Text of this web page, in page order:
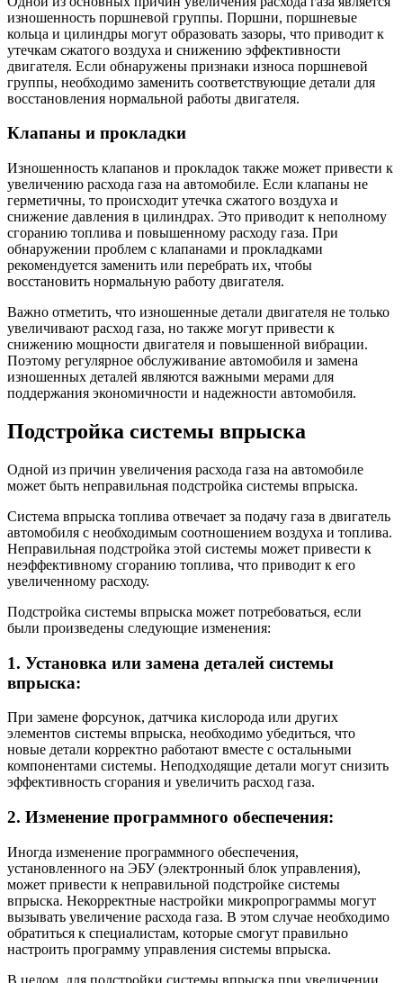
изношенность поршневой группы. Поршни, поршневые
кольца и цилиндры могут образовать зазоры, что приводит к
утечкам сжатого воздуха и снижению эффективности
двигателя. Если обнаружены признаки износа поршневой
группы, необходимо заменить соответствующие детали для
восстановления нормальной работы двигателя.
Клапаны и прокладки
Изношенность клапанов и прокладок также может привести к
увеличению расхода газа на автомобиле. Если клапаны не
герметичны, то происходит утечка сжатого воздуха и
снижение давления в цилиндрах. Это приводит к неполному
сгоранию топлива и повышенному расходу газа. При
обнаружении проблем с клапанами и прокладками
рекомендуется заменить или перебрать их, чтобы
восстановить нормальную работу двигателя.
Важно отметить, что изношенные детали двигателя не только
увеличивают расход газа, но также могут привести к
снижению мощности двигателя и повышенной вибрации.
Поэтому регулярное обслуживание автомобиля и замена
изношенных деталей являются важными мерами для
поддержания экономичности и надежности автомобиля.
Подстройка системы впрыска
Одной из причин увеличения расхода газа на автомобиле
может быть неправильная подстройка системы впрыска.
Система впрыска топлива отвечает за подачу газа в двигатель
автомобиля с необходимым соотношением воздуха и топлива.
Неправильная подстройка этой системы может привести к
неэффективному сгоранию топлива, что приводит к его
увеличенному расходу.
Подстройка системы впрыска может потребоваться, если
были произведены следующие изменения:
1. Установка или замена деталей системы
впрыска:
При замене форсунок, датчика кислорода или других
элементов системы впрыска, необходимо убедиться, что
новые детали корректно работают вместе с остальными
компонентами системы. Неподходящие детали могут снизить
эффективность сгорания и увеличить расход газа.
2. Изменение программного обеспечения:
Иногда изменение программного обеспечения,
установленного на ЭБУ (электронный блок управления),
может привести к неправильной подстройке системы
впрыска. Некорректные настройки микропрограммы могут
вызывать увеличение расхода газа. В этом случае необходимо
обратиться к специалистам, которые смогут правильно
настроить программу управления системы впрыска.
В целом, для подстройки системы впрыска при увеличении